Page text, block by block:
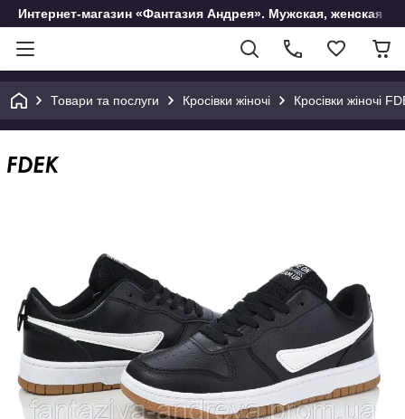
Интернет-магазин «Фантазия Андрея». Мужская, женская и
Товари та послуги Кросівки жіночі Кросівки жіночі